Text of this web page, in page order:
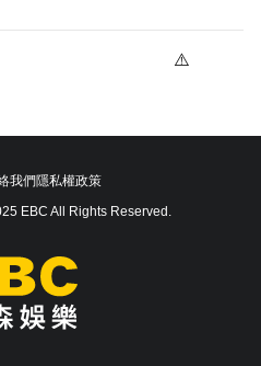
我們隱私權政策
EBC All Rights Reserved.